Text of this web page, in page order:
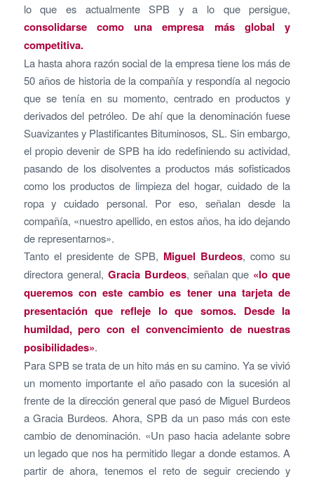
lo que es actualmente SPB y a lo que persigue,
consolidarse como una empresa más global y
competitiva.
La hasta ahora razón social de la empresa tiene los más de
50 años de historia de la compañía y respondía al negocio
que se tenía en su momento, centrado en productos y
derivados del petróleo. De ahí que la denominación fuese
Suavizantes y Plastificantes Bituminosos, SL. Sin embargo,
el propio devenir de SPB ha ido redefiniendo su actividad,
pasando de los disolventes a productos más sofisticados
como los productos de limpieza del hogar, cuidado de la
ropa y cuidado personal. Por eso, señalan desde la
compañía, «nuestro apellido, en estos años, ha ido dejando
de representarnos».
Tanto el presidente de SPB, Miguel Burdeos, como su
directora general, Gracia Burdeos, señalan que «lo que
queremos con este cambio es tener una tarjeta de
presentación que refleje lo que somos. Desde la
humildad, pero con el convencimiento de nuestras
posibilidades».
Para SPB se trata de un hito más en su camino. Ya se vivió
un momento importante el año pasado con la sucesión al
frente de la dirección general que pasó de Miguel Burdeos
a Gracia Burdeos. Ahora, SPB da un paso más con este
cambio de denominación. «Un paso hacia adelante sobre
un legado que nos ha permitido llegar a donde estamos. A
partir de ahora, tenemos el reto de seguir creciendo y